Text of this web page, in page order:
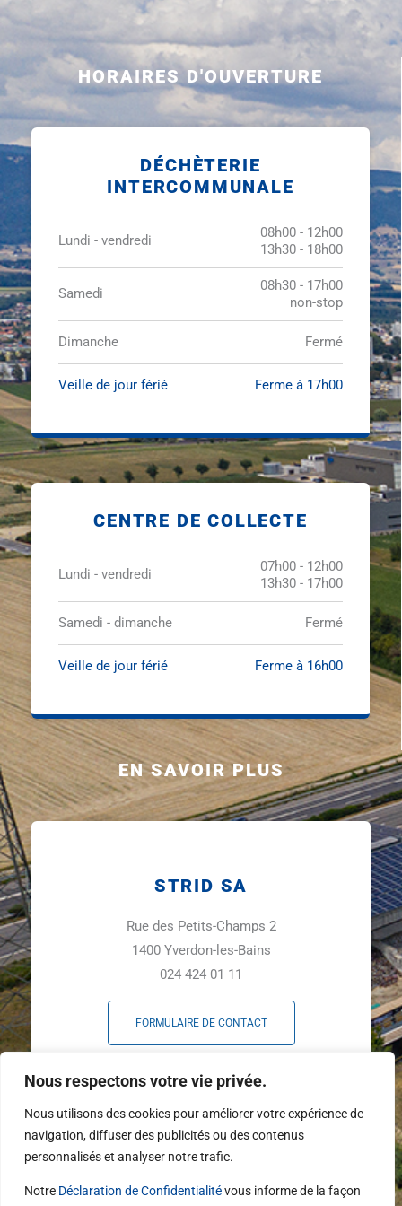
Nous respectons votre vie privée.
Nous utilisons des cookies pour améliorer votre expérience de
navigation, diffuser des publicités ou des contenus
personnalisés et analyser notre trafic.
Notre Déclaration de Confidentialitévous informe de la façon
HORAIRES D'OUVERTURE
DÉCHÈTERIE
INTERCOMMUNALE
Lundi - vendredi
08h00 - 12h00
13h30 - 18h00
Samedi
08h30 - 17h00
non-stop
Dimanche Fermé
Veille de jour férié Ferme à 17h00
CENTRE DE COLLECTE
Lundi - vendredi
07h00 - 12h00
13h30 - 17h00
Samedi - dimanche Fermé
Veille de jour férié Ferme à 16h00
EN SAVOIR PLUS
STRID SA
Rue des Petits-Champs 2
1400 Yverdon-les-Bains
024 424 01 11
FORMULAIRE DE CONTACT
a
c
e
b
o
o
L
i
n
k
e
i
o
u
t
e